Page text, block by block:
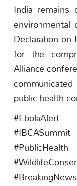
India
Declaration on
for the
Alliance
public health
#EbolaAlert
#BreakingNews